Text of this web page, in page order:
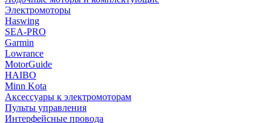
Электромоторы
Haswing
SEA-PRO
Garmin
Lowrance
MotorGuide
HAIBO
Minn Kota
Аксессуары к электромоторам
Пульты управления
Интерфейсные провода